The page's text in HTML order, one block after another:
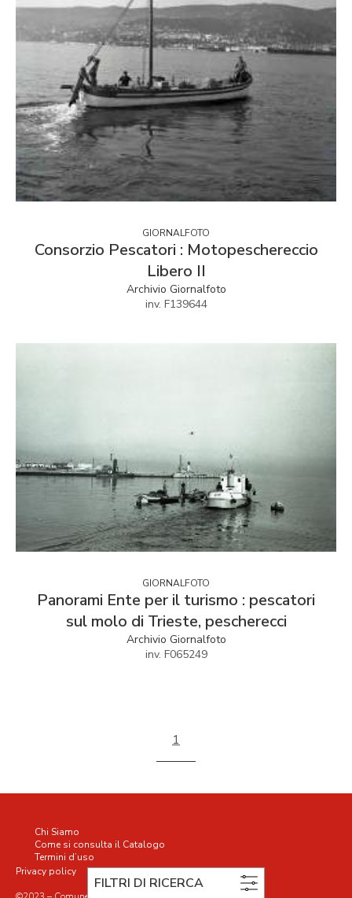
FILTRI DI RICERCA
GIORNALFOTO
Consorzio Pescatori : Motopeschereccio
Libero II
Archivio Giornalfoto
inv. F139644
GIORNALFOTO
Panorami Ente per il turismo : pescatori
sul molo di Trieste, pescherecci
Archivio Giornalfoto
inv. F065249
1
Chi Siamo
Come si consulta il Catalogo
Termini d’uso
Privacy policy
Cookie policy